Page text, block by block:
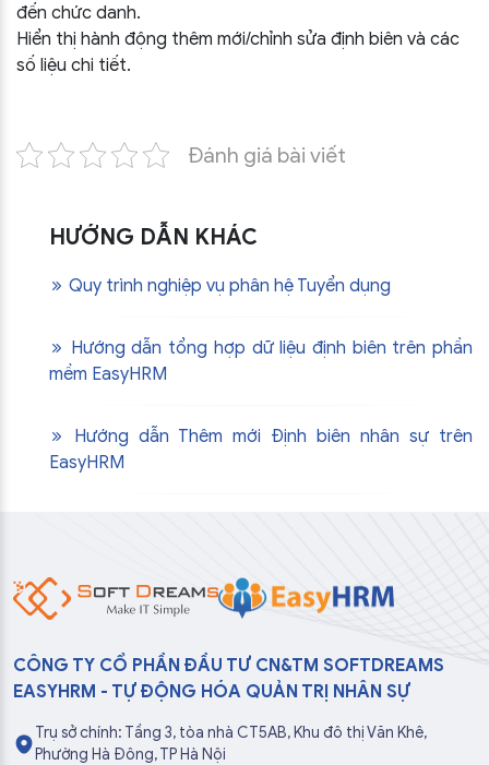
đến chức danh.
Hiển thị hành động thêm mới/chỉnh sửa định biên và các
số liệu chi tiết.
Đánh giá bài viết
HƯỚNG DẪN KHÁC
Quy trình nghiệp vụ phân hệ Tuyển dụng
Hướng dẫn tổng hợp dữ liệu định biên trên phần
mềm EasyHRM
Hướng dẫn Thêm mới Định biên nhân sự trên
EasyHRM
CÔNG TY CỔ PHẦN ĐẦU TƯ CN&TM SOFTDREAMS
EASYHRM - TỰ ĐỘNG HÓA QUẢN TRỊ NHÂN SỰ
Trụ sở chính: Tầng 3, tòa nhà CT5AB, Khu đô thị Văn Khê,
Phường Hà Đông, TP Hà Nội